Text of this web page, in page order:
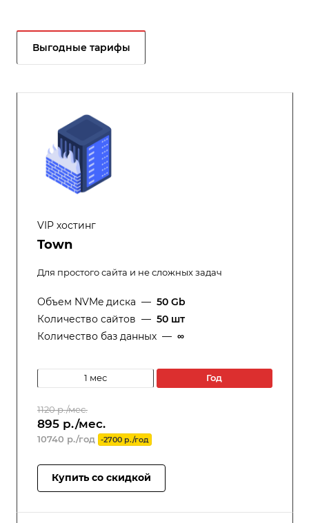
Выгодные тарифы
VIP хостинг
Town
Для простого сайта и не сложных задач
Объем NVMe диска — 50 Gb
Количество сайтов — 50 шт
Количество баз данных — ∞
1 мес год
1120 р./мес.
895 р./мес.
10740 р./год -2700 р./год
Купить со скидкой